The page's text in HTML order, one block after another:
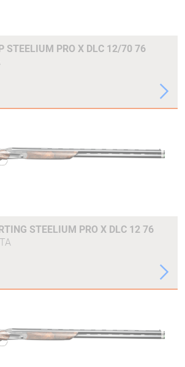
STEELIUM PRO X DLC 12/70 76
STEELIUM PRO X DLC 12 76